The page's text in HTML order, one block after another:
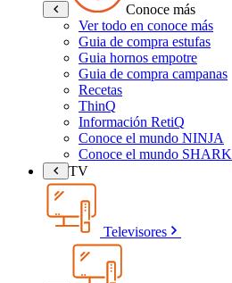
Conoce más
Ver todo en conoce más
Guia de compra estufas
Guia hornos empotre
Guia de compra campanas
Recetas
ThinQ
Información RetiQ
Conoce el mundo NINJA
Conoce el mundo SHARK
TV
Televisores